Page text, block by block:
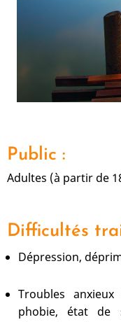
Public :
Adultes (à partir de
Difficultés
Dépression,
Troubles
phobie, état de